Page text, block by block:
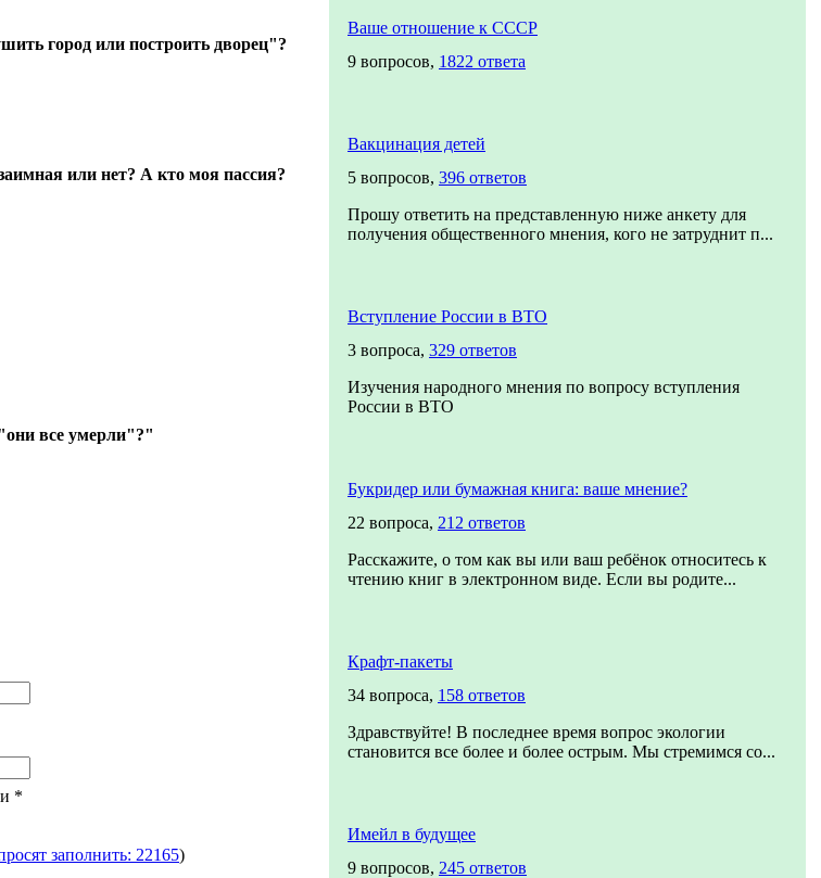
город или построить дворец"?
или нет? А кто моя пассия?
все умерли"?"
*
заполнить: 22165)
Ваше отношение к СССР
9 вопросов, 1822 ответа
Вакцинация детей
5 вопросов, 396 ответов
Прошу ответить на представленную ниже анкету для
получения общественного мнения, кого не затруднит п...
Вступление России в ВТО
3 вопроса, 329 ответов
Изучения народного мнения по вопросу вступления
России в ВТО
Букридер или бумажная книга: ваше мнение?
22 вопроса, 212 ответов
Расскажите, о том как вы или ваш ребёнок относитесь к
чтению книг в электронном виде. Если вы родите...
Крафт-пакеты
34 вопроса, 158 ответов
Здравствуйте! В последнее время вопрос экологии
становится все более и более острым. Мы стремимся со...
Имейл в будущее
9 вопросов, 245 ответов